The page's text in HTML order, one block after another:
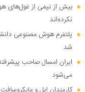
بیش از نیمی از غول‌های
نکرده‌اند
پلتفرم هوش مصنوعی
شد
ایران امسال صاحب
می‌شود